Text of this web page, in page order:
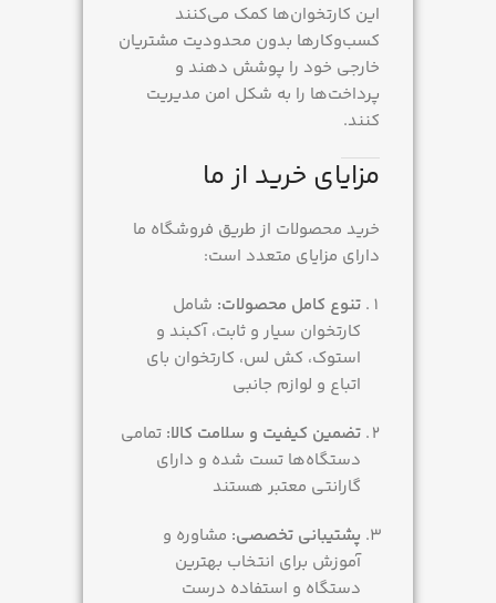
این کارتخوان‌ها کمک می‌کنند
کسب‌وکارها بدون محدودیت مشتریان
خارجی خود را پوشش دهند و
پرداخت‌ها را به شکل امن مدیریت
کنند.
مزایای خرید از ما
خرید محصولات از طریق فروشگاه ما
دارای مزایای متعدد است:
تنوع کامل محصولات: شامل
کارتخوان سیار و ثابت، آکبند و
استوک، کش لس، کارتخوان بای
اتباع و لوازم جانبی
تضمین کیفیت و سلامت کالا: تمامی
دستگاه‌ها تست شده و دارای
گارانتی معتبر هستند
پشتیبانی تخصصی: مشاوره و
آموزش برای انتخاب بهترین
دستگاه و استفاده درست